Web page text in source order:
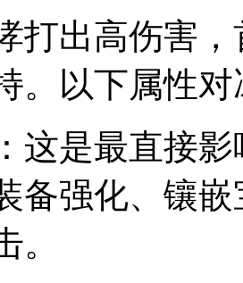
打出高伤害
。以下属性
这是最直接
备强化、镶
。